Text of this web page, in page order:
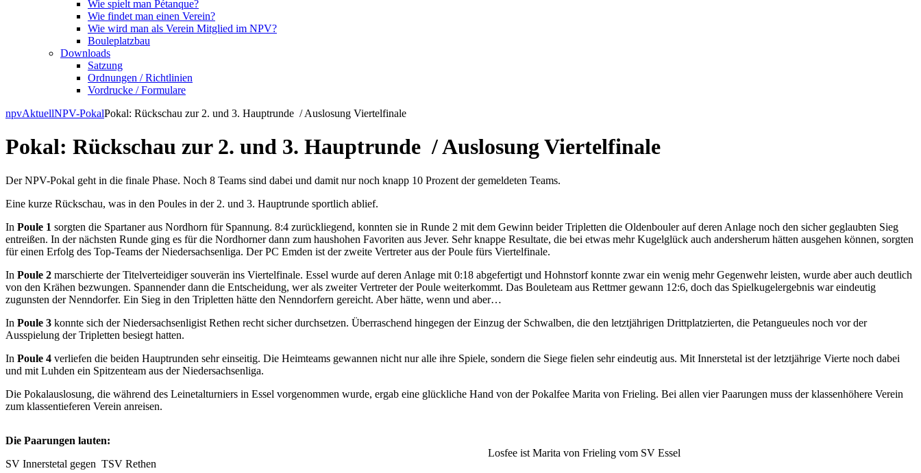
Wie spielt man Pétanque?
Wie findet man einen Verein?
Wie wird man als Verein Mitglied im NPV?
Bouleplatzbau
Downloads
Satzung
Ordnungen / Richtlinien
Vordrucke / Formulare
Skip
content
npvAktuellNPV-PokalPokal: Rückschau zur 2. und 3. Hauptrunde / Auslosung Viertelfinale
Pokal: Rückschau zur 2. und 3. Hauptrunde / Auslosung Viertelfinale
Der NPV-Pokal geht in die finale Phase. Noch 8 Teams sind dabei und damit nur noch knapp 10 Prozent der gemeldeten Teams.
Eine kurze Rückschau, was in den Poules in der 2. und 3. Hauptrunde sportlich ablief.
In Poule 1 sorgten die Spartaner aus Nordhorn für Spannung. 8:4 zurückliegend, konnten sie in Runde 2 mit dem Gewinn beider Tripletten die Oldenbouler auf deren Anlage noch den sicher geglaubten Sieg
entreißen. In der nächsten Runde ging es für die Nordhorner dann zum haushohen Favoriten aus Jever. Sehr knappe Resultate, die bei etwas mehr Kugelglück auch andersherum hätten ausgehen können, sorgten
für einen Erfolg des Top-Teams der Niedersachsenliga. Der PC Emden ist der zweite Vertreter aus der Poule fürs Viertelfinale.
In Poule 2 marschierte der Titelverteidiger souverän ins Viertelfinale. Essel wurde auf deren Anlage mit 0:18 abgefertigt und Hohnstorf konnte zwar ein wenig mehr Gegenwehr leisten, wurde aber auch deutlich
von den Krähen bezwungen. Spannender dann die Entscheidung, wer als zweiter Vertreter der Poule weiterkommt. Das Bouleteam aus Rettmer gewann 12:6, doch das Spielkugelergebnis war eindeutig
zugunsten der Nenndorfer. Ein Sieg in den Tripletten hätte den Nenndorfern gereicht. Aber hätte, wenn und aber…
In Poule 3 konnte sich der Niedersachsenligist Rethen recht sicher durchsetzen. Überraschend hingegen der Einzug der Schwalben, die den letztjährigen Drittplatzierten, die Petangueules noch vor der
Ausspielung der Tripletten besiegt hatten.
In Poule 4 verliefen die beiden Hauptrunden sehr einseitig. Die Heimteams gewannen nicht nur alle ihre Spiele, sondern die Siege fielen sehr eindeutig aus. Mit Innerstetal ist der letztjährige Vierte noch dabei
und mit Luhden ein Spitzenteam aus der Niedersachsenliga.
Die Pokalauslosung, die während des Leinetalturniers in Essel vorgenommen wurde, ergab eine glückliche Hand von der Pokalfee Marita von Frieling. Bei allen vier Paarungen muss der klassenhöhere Verein
zum klassentieferen Verein anreisen.
Die Paarungen lauten:
SV Innerstetal gegen TSV Rethen
Losfee ist Marita von Frieling vom SV Essel